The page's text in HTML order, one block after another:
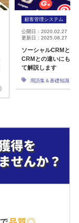
顧客管理システム
公開日：2020.02.27 最
更新日：2025.08.27
ソーシャルCRMとは
CRMとの違いにも触
て解説します
用語集＆基礎知識